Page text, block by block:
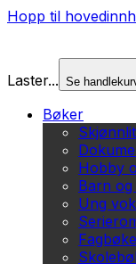
Hopp til
Laster... Se
Bøker
Hobby
Barn
Ung